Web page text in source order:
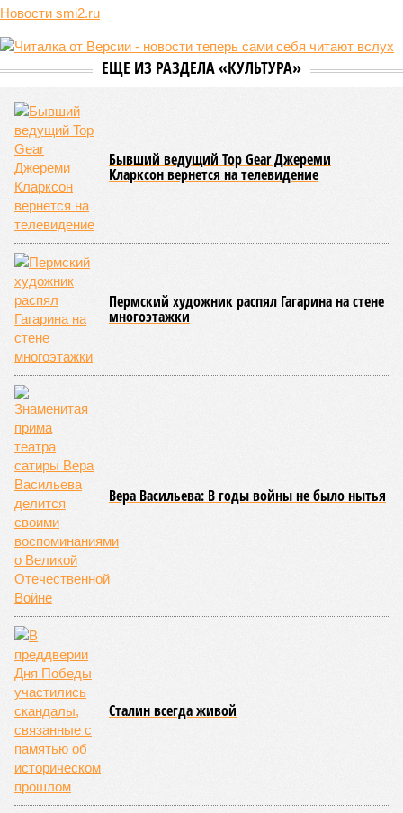
Новости smi2.ru
ЕЩЕ ИЗ РАЗДЕЛА «КУЛЬТУРА»
Бывший ведущий Top Gear Джереми
Кларксон вернется на телевидение
Пермский художник распял Гагарина на стене
многоэтажки
Вера Васильева: В годы войны не было нытья
Сталин всегда живой